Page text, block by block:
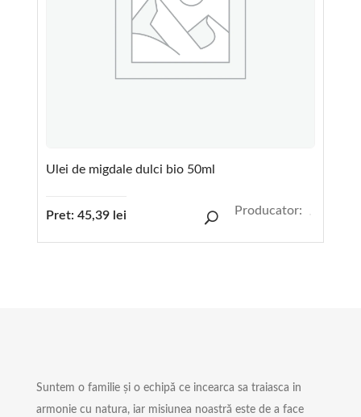
Ulei de migdale dulci bio 50ml
Pret: 45,39 lei Producator:
Suntem o familie și o echipă ce incearca sa traiasca in
armonie cu natura, iar misiunea noastră este de a face